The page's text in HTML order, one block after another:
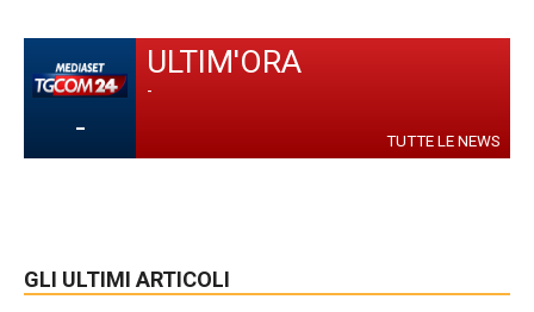
-
ULTIM'ORA
-
TUTTE LE NEWS
GLI ULTIMI ARTICOLI